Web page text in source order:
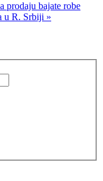
prodaju bajate robe
u R. Srbiji »